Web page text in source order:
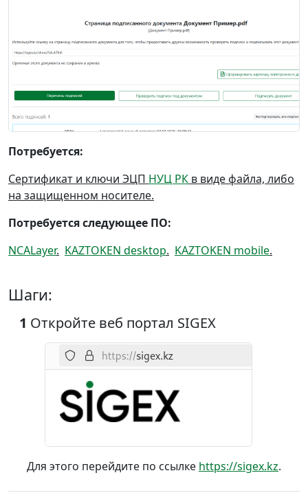
Потребуется:
Сертификат и ключи ЭЦП НУЦ РК в виде файла, либо
на защищенном носителе.
Потребуется следующее ПО:
NCALayer. KAZTOKEN desktop. KAZTOKEN mobile.
Шаги:
1 Откройте веб портал SIGEX
Для этого перейдите по ссылке https://sigex.kz.